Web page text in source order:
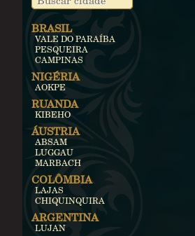
BRASIL
VALE DO PARAÍBA
PESQUEIRA
CAMPINAS
NIGÉRIA
AOKPE
RUANDA
KIBEHO
ÁUSTRIA
ABSAM
LUGGAU
MARBACH
COLÔMBIA
LAJAS
CHIQUINQUIRA
ARGENTINA
LUJAN